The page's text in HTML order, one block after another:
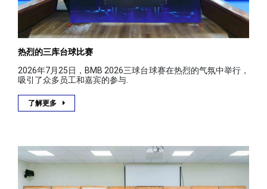
热烈的三库台球比赛
2026年7月25日，BMB 2026三球台球赛在热烈的气氛中举行，
吸引了众多员工和嘉宾的参与.
了解更多